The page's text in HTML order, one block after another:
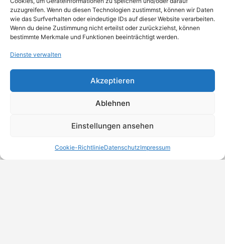
zuzugreifen. Wenn du diesen Technologien zustimmst, können wir Daten
wie das Surfverhalten oder eindeutige IDs auf dieser Website verarbeiten.
Wenn du deine Zustimmung nicht erteilst oder zurückziehst, können
bestimmte Merkmale und Funktionen beeinträchtigt werden.
Dienste verwalten
Akzeptieren
Ablehnen
Einstellungen ansehen
Cookie-RichtlinieDatenschutzImpressum